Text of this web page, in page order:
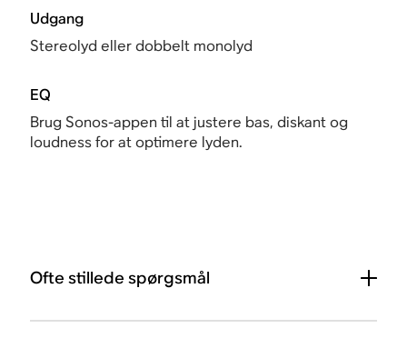
Udgang
Stereolyd eller dobbelt monolyd
EQ
Brug Sonos-appen til at justere bas, diskant og
loudness for at optimere lyden.
Ofte stillede spørgsmål